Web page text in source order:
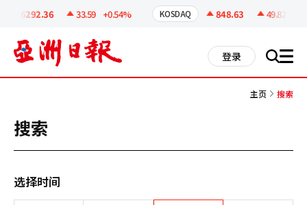
6292.36 33.59 +0.54% KOSDAQ 848.63 49.82
登录 搜 all
主页 搜索
搜索
选择时间